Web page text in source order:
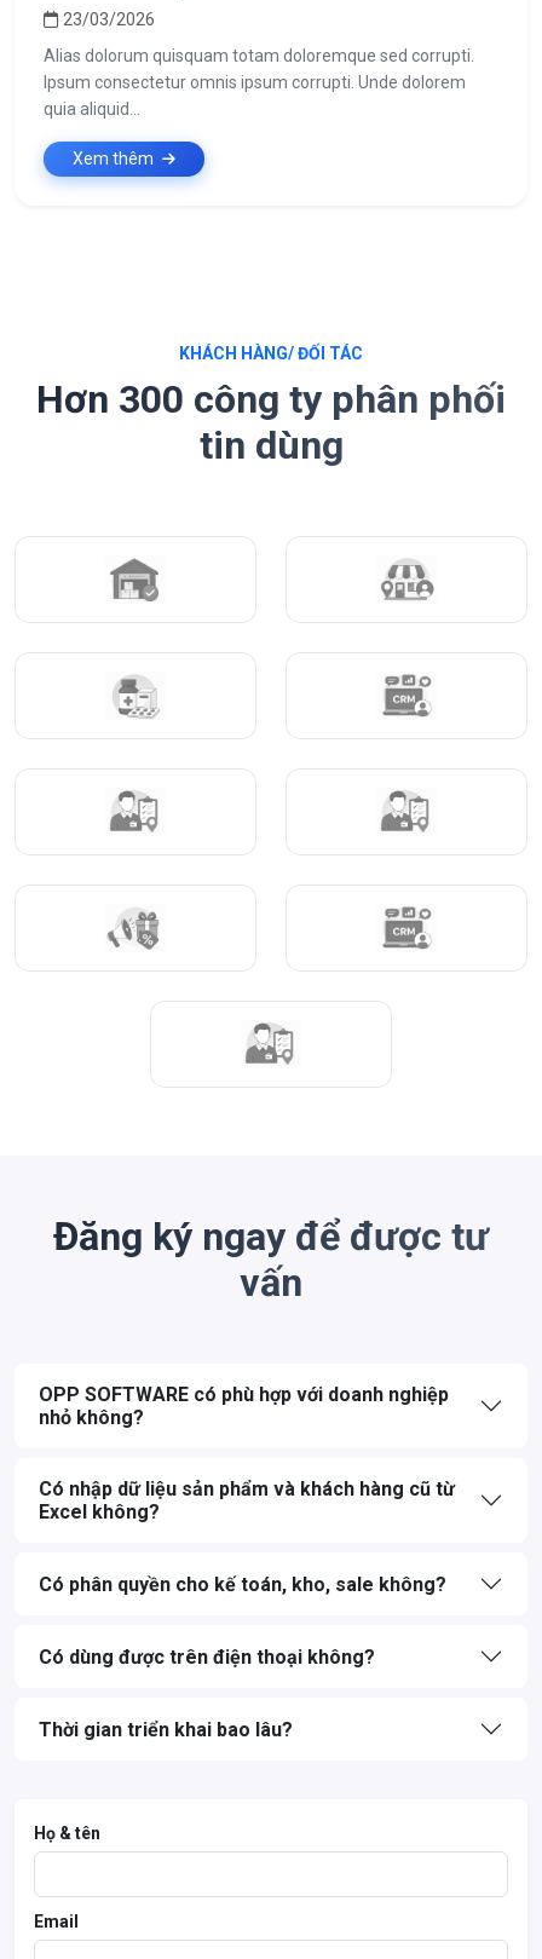
23/03/2026
Alias dolorum quisquam totam doloremque sed corrupti.
Ipsum consectetur omnis ipsum corrupti. Unde dolorem
quia aliquid...
Xem thêm
KHÁCH HÀNG/ ĐỐI TÁC
Hơn 300 công ty phân phối
tin dùng
Đăng ký ngay để được tư
vấn
OPP SOFTWARE có phù hợp với doanh nghiệp
nhỏ không?
Có nhập dữ liệu sản phẩm và khách hàng cũ từ
Excel không?
Có phân quyền cho kế toán, kho, sale không?
Có dùng được trên điện thoại không?
Thời gian triển khai bao lâu?
Họ & tên
Email